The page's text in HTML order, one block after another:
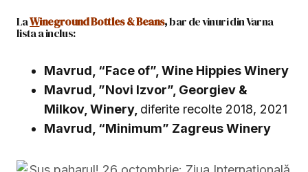
LaWineground Bottles & Beans,bar de vinuri din Varna
lista a inclus:
Mavrud, “Face of”, Wine Hippies Winery
Мavrud, ”Novi Izvor”, Georgiev &
Milkov, Winery, diferite recolte 2018, 2021
Mavrud, “Minimum” Zagreus Winery